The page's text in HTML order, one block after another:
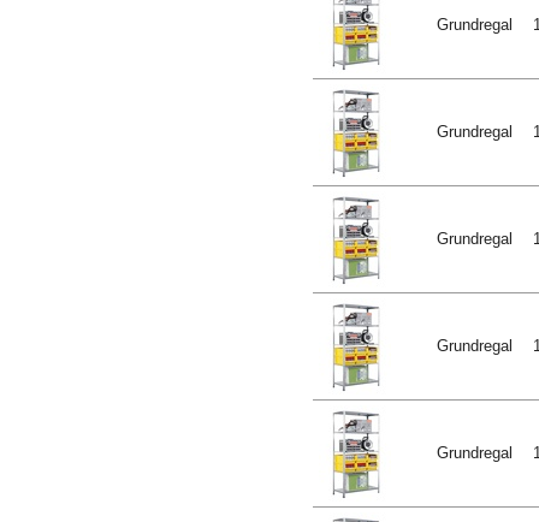
Grundregal
Grundregal
Grundregal
Grundregal
Grundregal